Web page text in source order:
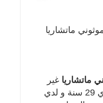
ماتشاريا
ماتشاريا غير
متزوجة من كينيا و عمري 29 سنة و لدي